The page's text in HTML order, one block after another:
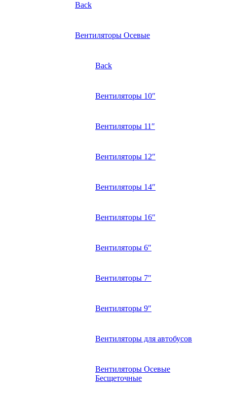
Back
Вентиляторы Осевые
Back
Вентиляторы 10″
Вентиляторы 11″
Вентиляторы 12″
Вентиляторы 14″
Вентиляторы 16″
Вентиляторы 6″
Вентиляторы 7″
Вентиляторы 9″
Вентиляторы для автобусов
Вентиляторы Осевые
Бесщеточные